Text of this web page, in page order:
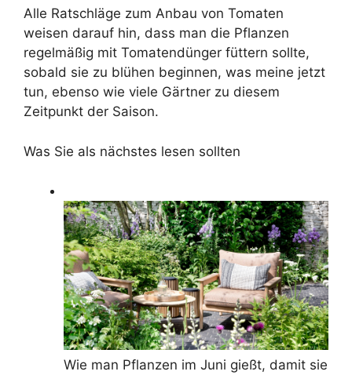
Alle Ratschläge zum Anbau von Tomaten
weisen darauf hin, dass man die Pflanzen
regelmäßig mit Tomatendünger füttern sollte,
sobald sie zu blühen beginnen, was meine jetzt
tun, ebenso wie viele Gärtner zu diesem
Zeitpunkt der Saison.
Was Sie als nächstes lesen sollten
Wie man Pflanzen im Juni gießt, damit sie